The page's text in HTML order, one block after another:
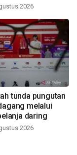
2026
tunda pungutan
melalui
daring
2026